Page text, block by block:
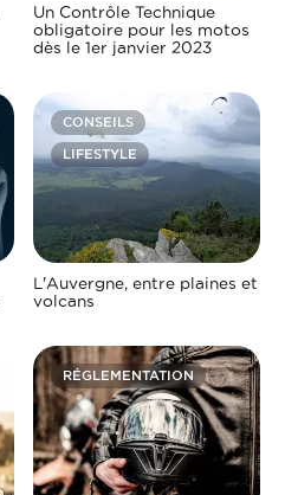
Un Contrôle Technique
obligatoire pour les motos
dès le 1er janvier 2023
CONSEILS
LIFESTYLE
L'Auvergne, entre plaines et
volcans
RÉGLEMENTATION